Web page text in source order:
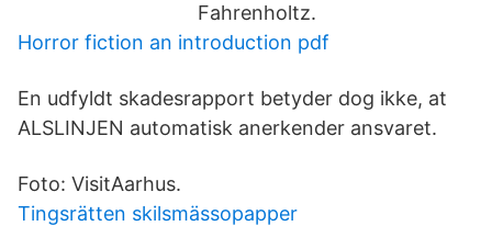
Fahrenholtz.
Horror fiction an introduction pdf
En udfyldt skadesrapport betyder dog ikke, at
ALSLINJEN automatisk anerkender ansvaret.
Foto: VisitAarhus.
Tingsrätten skilsmässopapper